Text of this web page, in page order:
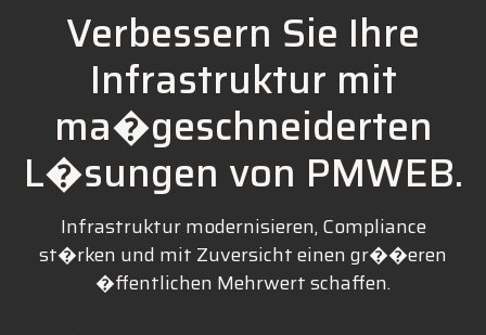
Verbessern Sie Ihre
Infrastruktur mit
ma�geschneiderten
L�sungen von PMWEB.
Infrastruktur modernisieren, Compliance
st�rken und mit Zuversicht einen gr��eren
�ffentlichen Mehrwert schaffen.